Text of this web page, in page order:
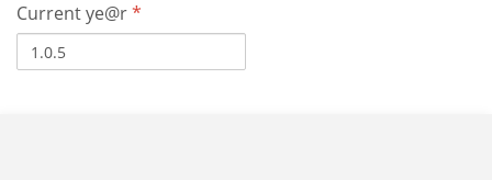
Current ye@r*